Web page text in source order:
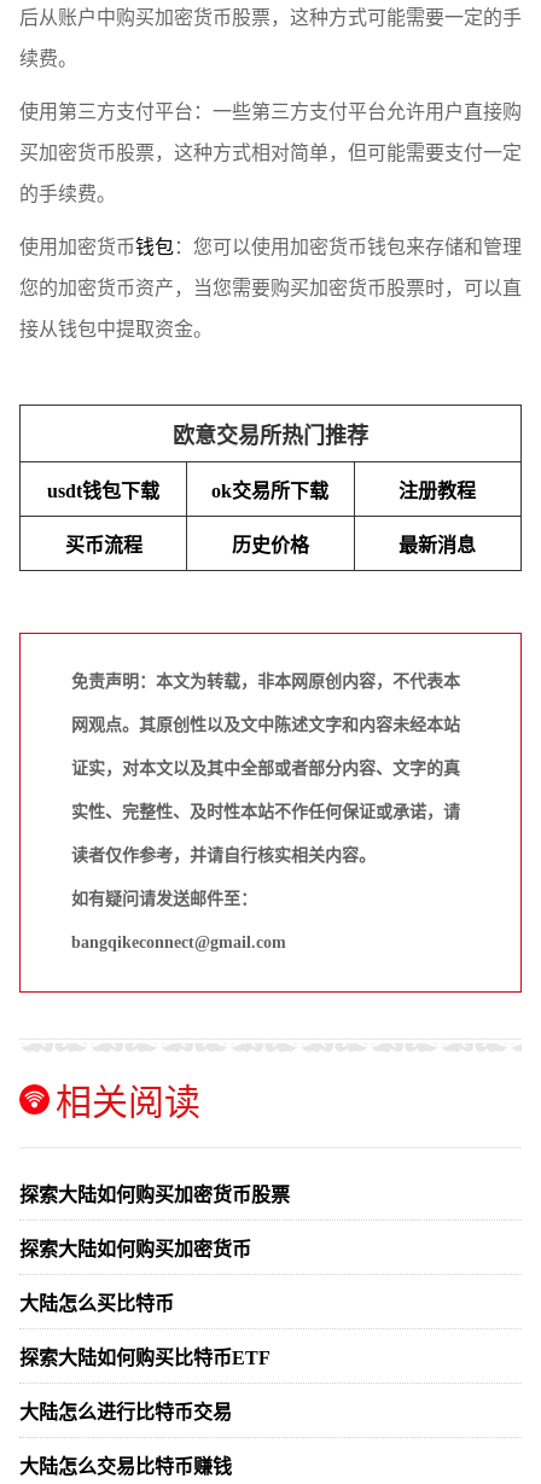
后从账户中购买加密货币股票，这种方式可能需要一定的手
续费。
使用第三方支付平台：一些第三方支付平台允许用户直接购
买加密货币股票，这种方式相对简单，但可能需要支付一定
的手续费。
使用加密货币钱包：您可以使用加密货币钱包来存储和管理
您的加密货币资产，当您需要购买加密货币股票时，可以直
接从钱包中提取资金。
欧意交易所热门推荐
usdt钱包下载 ok交易所下载 注册教程
买币流程 历史价格 最新消息
免责声明：本文为转载，非本网原创内容，不代表本
网观点。其原创性以及文中陈述文字和内容未经本站
证实，对本文以及其中全部或者部分内容、文字的真
实性、完整性、及时性本站不作任何保证或承诺，请
读者仅作参考，并请自行核实相关内容。
如有疑问请发送邮件至：
bangqikeconnect@gmail.com
相关阅读
探索大陆如何购买加密货币股票
探索大陆如何购买加密货币
大陆怎么买比特币
探索大陆如何购买比特币ETF
大陆怎么进行比特币交易
大陆怎么交易比特币赚钱